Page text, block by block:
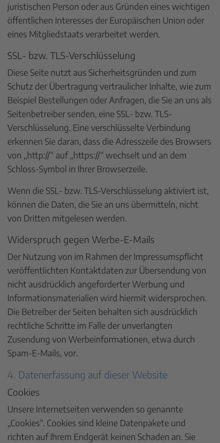
juristischen Person oder aus Gründen eines wichtigen
öffentlichen Interesses der Europäischen Union oder
eines Mitgliedstaats verarbeitet werden.
SSL- bzw. TLS-Verschlüsselung
Diese Seite nutzt aus Sicherheitsgründen und zum
Schutz der Übertragung vertraulicher Inhalte, wie zum
Beispiel Bestellungen oder Anfragen, die Sie an uns als
Seitenbetreiber senden, eine SSL- bzw. TLS-
Verschlüsselung. Eine verschlüsselte Verbindung
erkennen Sie daran, dass die Adresszeile des Browsers
von „http://“ auf „https://“ wechselt und an dem
Schloss-Symbol in Ihrer Browserzeile.
Wenn die SSL- bzw. TLS-Verschlüsselung aktiviert ist,
können die Daten, die Sie an uns übermitteln, nicht
von Dritten mitgelesen werden.
Widerspruch gegen Werbe-E-Mails
Der Nutzung von im Rahmen der Impressumspflicht
veröffentlichten Kontaktdaten zur Übersendung von
nicht ausdrücklich angeforderter Werbung und
Informationsmaterialien wird hiermit widersprochen.
Die Betreiber der Seiten behalten sich ausdrücklich
rechtliche Schritte im Falle der unverlangten
Zusendung von Werbeinformationen, etwa durch
Spam-E-Mails, vor.
4. Datenerfassung auf dieser Website
Cookies
Unsere Internetseiten verwenden so genannte
„Cookies“. Cookies sind kleine Datenpakete und
richten auf Ihrem Endgerät keinen Schaden an. Sie